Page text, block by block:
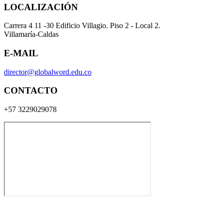
LOCALIZACIÓN
Carrera 4 11 -30 Edificio Villagio. Piso 2 - Local 2.
Villamaría-Caldas
E-MAIL
director@globalword.edu.co
CONTACTO
+57 3229029078